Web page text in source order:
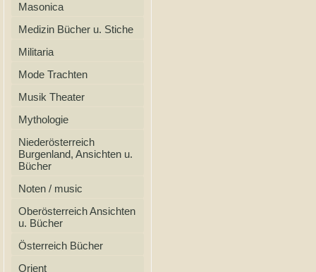
Masonica
Medizin Bücher u. Stiche
Militaria
Mode Trachten
Musik Theater
Mythologie
Niederösterreich
Burgenland, Ansichten u.
Bücher
Noten / music
Oberösterreich Ansichten
u. Bücher
Österreich Bücher
Orient